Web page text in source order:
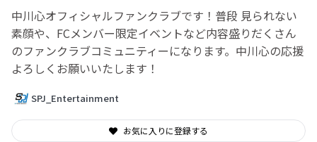
中川心オフィシャルファンクラブです！普段 見られない
素顔や、FCメンバー限定イベントなど内容盛りだくさん
のファンクラブコミュニティーになります。中川心の応援
よろしくお願いいたします！
SPJ_Entertainment
お気に入りに登録する